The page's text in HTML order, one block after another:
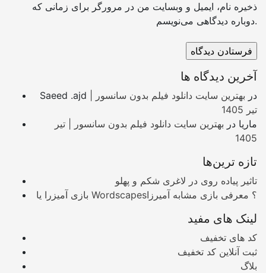
ذخیره نام، ایمیل و وبسایت من در مرورگر برای زمانی که
دوباره دیدگاهی می‌نویسم.
آخرین دیدگاه ها
Saeed .ajd در بهترین سایت دانلود فیلم بدون سانسور |
تیر 1405
ماریا در بهترین سایت دانلود فیلم بدون سانسور | تیر
1405
تازه ترین‌ها
تاثیر پیاده روی در لاغری شکم و پهلو
بازی آمیزرا یا Wordscapes؟ معرفی بازی مشابه آمیرزا
لینک های مفید
کد های تخفیف
ثبت آنلاین کد تخفیف
بلاگ